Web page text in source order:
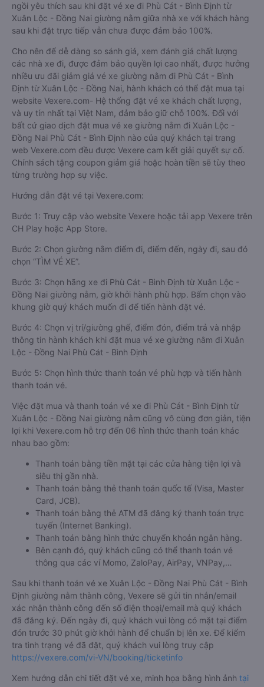
ngồi yêu thích sau khi đặt vé xe đi Phù Cát - Bình Định từ
Xuân Lộc - Đồng Nai giường nằm giữa nhà xe với khách hàng
sau khi đặt trực tiếp vẫn chưa được đảm bảo 100%.
Cho nên để dễ dàng so sánh giá, xem đánh giá chất lượng
các nhà xe đi, được đảm bảo quyền lợi cao nhất, được hưởng
nhiều ưu đãi giảm giá vé xe giường nằm đi Phù Cát - Bình
Định từ Xuân Lộc - Đồng Nai, hành khách có thể đặt mua tại
website Vexere.com- Hệ thống đặt vé xe khách chất lượng,
và uy tín nhất tại Việt Nam, đảm bảo giữ chỗ 100%. Đối với
bất cứ giao dịch đặt mua vé xe giường nằm đi Xuân Lộc -
Đồng Nai Phù Cát - Bình Định nào của quý khách tại trang
web Vexere.com đều được Vexere cam kết giải quyết sự cố.
Chính sách tặng coupon giảm giá hoặc hoàn tiền sẽ tùy theo
từng trường hợp sự việc.
Hướng dẫn đặt vé tại Vexere.com:
Bước 1: Truy cập vào website Vexere hoặc tải app Vexere trên
CH Play hoặc App Store.
Bước 2: Chọn giường nằm điểm đi, điểm đến, ngày đi, sau đó
chọn “TÌM VÉ XE”.
Bước 3: Chọn hãng xe đi Phù Cát - Bình Định từ Xuân Lộc -
Đồng Nai giường nằm, giờ khởi hành phù hợp. Bấm chọn vào
khung giờ quý khách muốn đi để tiến hành đặt vé.
Bước 4: Chọn vị trí/giường ghế, điểm đón, điểm trả và nhập
thông tin hành khách khi đặt mua vé xe giường nằm đi Xuân
Lộc - Đồng Nai Phù Cát - Bình Định
Bước 5: Chọn hình thức thanh toán vé phù hợp và tiến hành
thanh toán vé.
Việc đặt mua và thanh toán vé xe đi Phù Cát - Bình Định từ
Xuân Lộc - Đồng Nai giường nằm cũng vô cùng đơn giản, tiện
lợi khi Vexere.com hỗ trợ đến 06 hình thức thanh toán khác
nhau bao gồm:
Thanh toán bằng tiền mặt tại các cửa hàng tiện lợi và
siêu thị gần nhà.
Thanh toán bằng thẻ thanh toán quốc tế (Visa, Master
Card, JCB).
Thanh toán bằng thẻ ATM đã đăng ký thanh toán trực
tuyến (Internet Banking).
Thanh toán bằng hình thức chuyển khoản ngân hàng.
Bên cạnh đó, quý khách cũng có thể thanh toán vé
thông qua các ví Momo, ZaloPay, AirPay, VNPay,…
Sau khi thanh toán vé xe Xuân Lộc - Đồng Nai Phù Cát - Bình
Định giường nằm thành công, Vexere sẽ gửi tin nhắn/email
xác nhận thành công đến số điện thoại/email mà quý khách
đã đăng ký. Đến ngày đi, quý khách vui lòng có mặt tại điểm
đón trước 30 phút giờ khởi hành để chuẩn bị lên xe. Để kiểm
tra tình trạng vé đã đặt, quý khách vui lòng truy cập
https://vexere.com/vi-VN/booking/ticketinfo
Xem hướng dẫn chi tiết đặt vé xe, minh họa bằng hình ảnh tại